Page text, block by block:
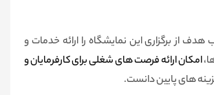
از برگزاری این نمایشگاه را ارائه خدمات و
امکان ارائه فرصت های شغلی برای کارفرمایان و
های پایین دانست.